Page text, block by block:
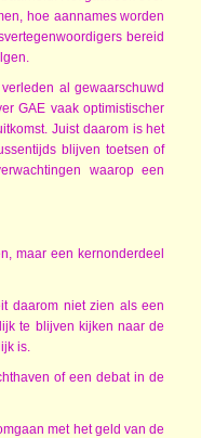
hoe aannames worden
bereid
al gewaarschuwd
GAE vaak optimistischer
Juist daarom is het
blijven toetsen of
waarop een
maar een kernonderdeel
daarom niet zien als een
te blijven kijken naar de
is.
of een debat in de
met het geld van de